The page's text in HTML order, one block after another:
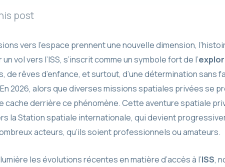
post
vers l’espace prennent une nouvelle dimension,
vol vers l’ISS, s’inscrit comme un symbole fort de l’
de rêves d’enfance, et surtout, d’une détermination sans
2026, alors que diverses missions spatiales privées se
cache derrière ce phénomène. Cette aventure spatiale
la Station spatiale internationale, qui devient
acteurs, qu’ils soient professionnels ou amateurs.
les évolutions récentes en matière d’accès à l’ISS,